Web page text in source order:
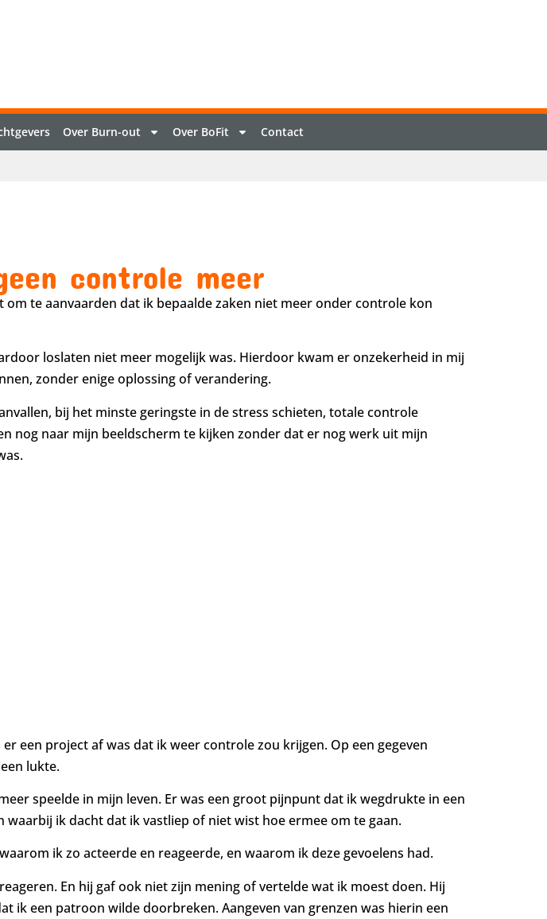
Over Burn-out Over BoFit Contact
controle meer
te aanvaarden dat ik bepaalde zaken niet meer onder controle kon
loslaten niet meer mogelijk was. Hierdoor kwam er onzekerheid in mij
zonder enige oplossing of verandering.
bij het minste geringste in de stress schieten, totale controle
nog naar mijn beeldscherm te kijken zonder dat er nog werk uit mijn
een project af was dat ik weer controle zou krijgen. Op een gegeven
lukte.
speelde in mijn leven. Er was een groot pijnpunt dat ik wegdrukte in een
ik dacht dat ik vastliep of niet wist hoe ermee om te gaan.
ik zo acteerde en reageerde, en waarom ik deze gevoelens had.
En hij gaf ook niet zijn mening of vertelde wat ik moest doen. Hij
ik een patroon wilde doorbreken. Aangeven van grenzen was hierin een